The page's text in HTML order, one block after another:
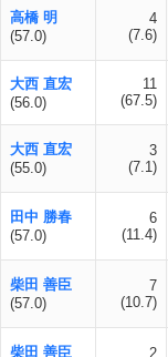
高橋 明
(57.0)
4
(7.6)
大西 直宏
(56.0)
11
(67.5)
大西 直宏
(55.0)
3
(7.1)
田中 勝春
(57.0)
6
(11.4)
柴田 善臣
(57.0)
7
(10.7)
柴田 善臣 2